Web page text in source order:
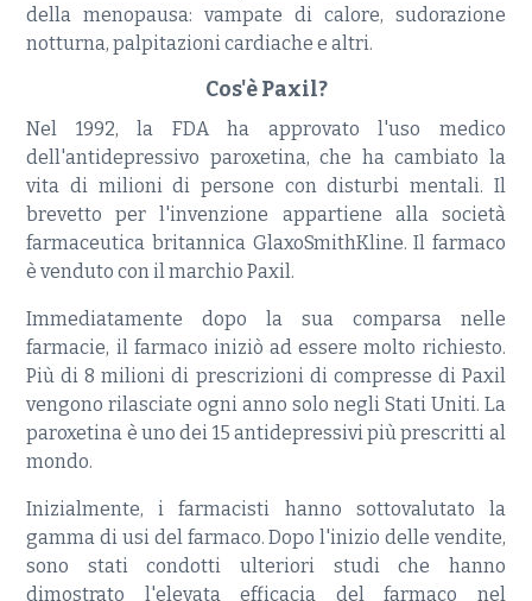
della menopausa: vampate di calore, sudorazione
notturna, palpitazioni cardiache e altri.
Cos'è Paxil?
Nel 1992, la FDA ha approvato l'uso medico
dell'antidepressivo paroxetina, che ha cambiato la
vita di milioni di persone con disturbi mentali. Il
brevetto per l'invenzione appartiene alla società
farmaceutica britannica GlaxoSmithKline. Il farmaco
è venduto con il marchio Paxil.
Immediatamente dopo la sua comparsa nelle
farmacie, il farmaco iniziò ad essere molto richiesto.
Più di 8 milioni di prescrizioni di compresse di Paxil
vengono rilasciate ogni anno solo negli Stati Uniti. La
paroxetina è uno dei 15 antidepressivi più prescritti al
mondo.
Inizialmente, i farmacisti hanno sottovalutato la
gamma di usi del farmaco. Dopo l'inizio delle vendite,
sono stati condotti ulteriori studi che hanno
dimostrato l'elevata efficacia del farmaco nel